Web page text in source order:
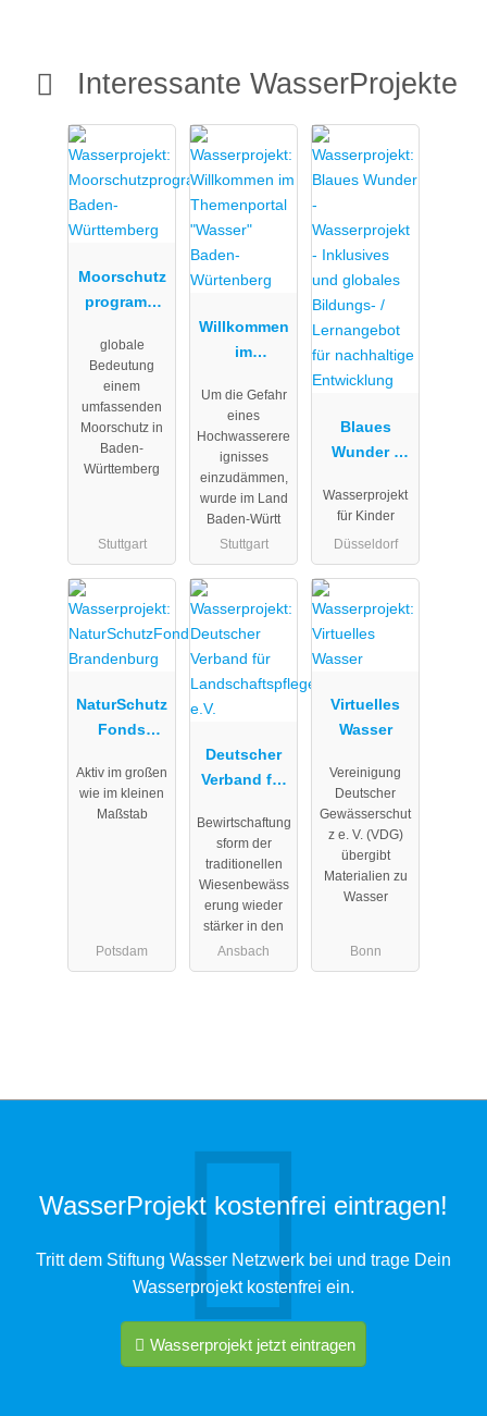
Interessante WasserProjekte
Moorschutz
programm
Württemberg
globale
Bedeutung
einem
umfassenden
Moorschutz in
Baden-
Württemberg
Stuttgart
Willkommen
im
al "Wasser"
Baden-
Würtenberg
Um die Gefahr
eines
Hochwasserere
ignisses
einzudämmen,
wurde im Land
Baden-Württ
Stuttgart
Blaues
Wunder -
kt -
Inklusives
und
globales
Bildungs- /
Lernangebot
Entwicklung
Wasserprojekt
für Kinder
Düsseldorf
NaturSchutz
Fonds
g
Aktiv im großen
wie im kleinen
Maßstab
Potsdam
Deutscher
Verband für
pflege e.V.
Bewirtschaftung
sform der
traditionellen
Wiesenbewäss
erung wieder
stärker in den
Ansbach
Virtuelles
Wasser
Vereinigung
Deutscher
Gewässerschut
z e. V. (VDG)
übergibt
Materialien zu
Wasser
Bonn
WasserProjekt kostenfrei eintragen!
Tritt dem Stiftung Wasser Netzwerk bei und trage Dein
Wasserprojekt kostenfrei ein.
Wasserprojekt jetzt eintragen